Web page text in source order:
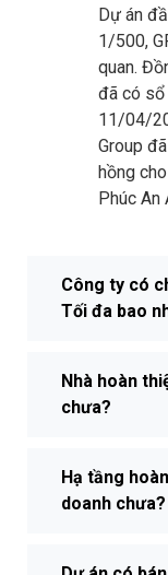
Dự án
1/500,
quan.
đã có sổ
11/04/
Group
hồng
Phúc An
Công ty có
Tối đa bao
Nhà hoàn
chưa?
Hạ tầng
doanh chưa?